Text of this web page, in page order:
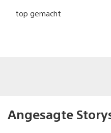
top gemacht
Angesagte